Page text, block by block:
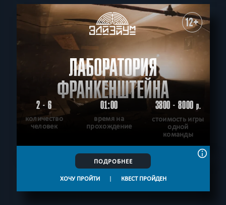
12+
ЛАБОРАТОРИЯ
ФРАНКЕНШТЕЙНА
2 - 6
количество
человек
01:00
время на
прохождение
3800 - 8000р.
стоимость игры
одной
команды
ПОДРОБНЕЕ
ХОЧУ ПРОЙТИ | КВЕСТ ПРОЙДЕН